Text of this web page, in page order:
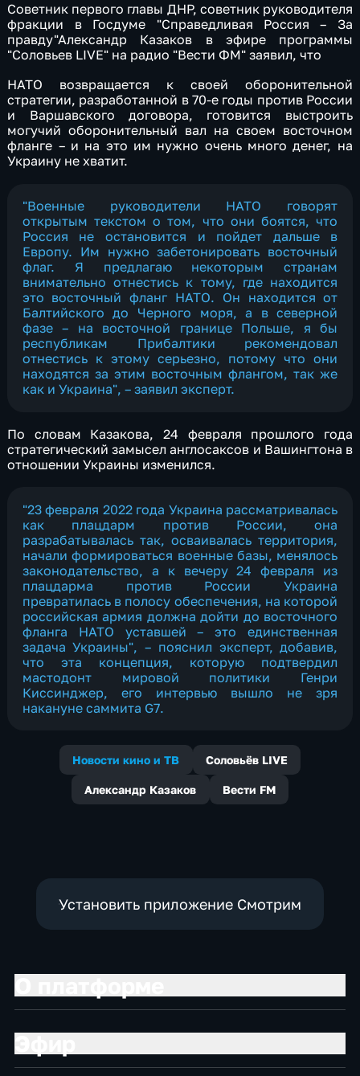
Советник первого главы ДНР, советник руководителя
фракции в Госдуме "Справедливая Россия – За
правду"​Александр Казаков в эфире программы
"Соловьев LIVE" на радио "Вести ФМ" заявил, что
НАТО возвращается к своей оборонительной
стратегии, разработанной в 70-е годы против России
и Варшавского договора, готовится выстроить
могучий оборонительный вал на своем восточном
фланге – и на это им нужно очень много денег, на
Украину не хватит.
"Военные руководители НАТО говорят
открытым текстом о том, что они боятся, что
Россия не остановится и пойдет дальше в
Европу. Им нужно забетонировать восточный
флаг. Я предлагаю некоторым странам
внимательно отнестись к тому, где находится
это восточный фланг НАТО. Он находится от
Балтийского до Черного моря, а в северной
фазе – на восточной границе Польше, я бы
республикам Прибалтики рекомендовал
отнестись к этому серьезно, потому что они
находятся за этим восточным флангом, так же
как и Украина", – заявил эксперт.
По словам Казакова, 24 февраля прошлого года
стратегический замысел англосаксов и Вашингтона в
отношении Украины изменился.
"23 февраля 2022 года Украина рассматривалась
как плацдарм против России, она
разрабатывалась так, осваивалась территория,
начали формироваться военные базы, менялось
законодательство, а к вечеру 24 февраля из
плацдарма против России Украина
превратилась в полосу обеспечения, на которой
российская армия должна дойти до восточного
фланга НАТО уставшей – это единственная
задача Украины", – пояснил эксперт, добавив,
что эта концепция, которую подтвердил
мастодонт мировой политики Генри
Киссинджер, его интервью вышло не зря
накануне саммита G7.
Новости кино и ТВ Соловьёв LIVE
Александр Казаков Вести FM
Установить приложение Смотрим